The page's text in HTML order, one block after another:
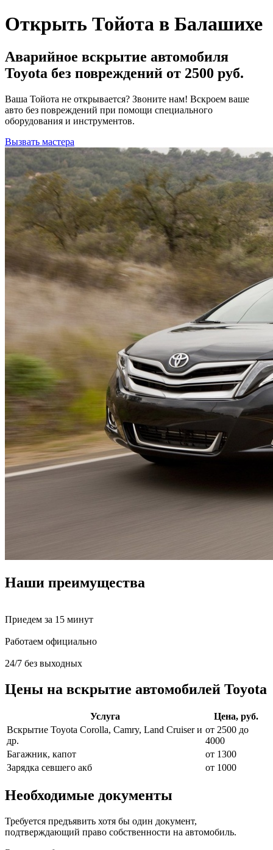
Открыть Тойота в Балашихе
Аварийное вскрытие автомобиля
Toyota без повреждений от 2500 руб.
Ваша Тойота не открывается? Звоните нам! Вскроем ваше
авто без повреждений при помощи специального
оборудования и инструментов.
Вызвать мастера
Наши преимущества
Приедем за 15 минут
Работаем официально
24/7 без выходных
Цены на вскрытие автомобилей Toyota
Услуга
Цена, руб.
Вскрытие Toyota Corolla, Camry, Land Cruiser и
др.
от 2500 до
4000
Багажник, капот
от 1300
Зарядка севшего акб
от 1000
Необходимые документы
Требуется предъявить хотя бы один документ,
подтверждающий право собственности на автомобиль.